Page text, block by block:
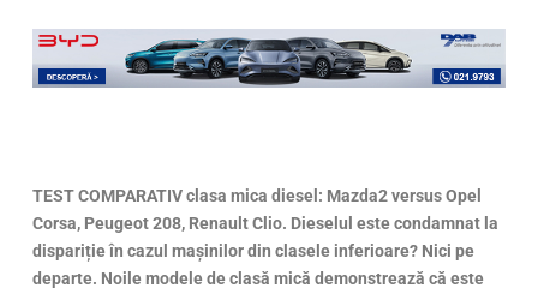
TEST COMPARATIV clasa mica diesel: Mazda2 versus Opel
Corsa, Peugeot 208, Renault Clio. Dieselul este condamnat la
dispariție în cazul mașinilor din clasele inferioare? Nici pe
departe. Noile modele de clasă mică demonstrează că este